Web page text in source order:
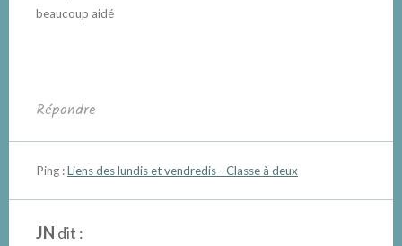
beaucoup aidé
Répondre
Ping :Liens des lundis et vendredis - Classe à deux
JN dit :